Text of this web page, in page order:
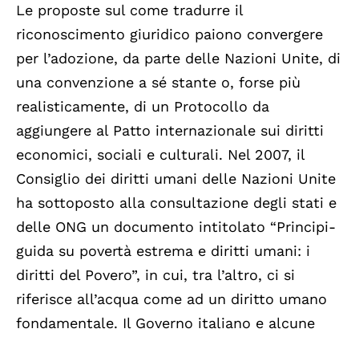
Le proposte sul come tradurre il
riconoscimento giuridico paiono convergere
per l’adozione, da parte delle Nazioni Unite, di
una convenzione a sé stante o, forse più
realisticamente, di un Protocollo da
aggiungere al Patto internazionale sui diritti
economici, sociali e culturali. Nel 2007, il
Consiglio dei diritti umani delle Nazioni Unite
ha sottoposto alla consultazione degli stati e
delle ONG un documento intitolato “Principi-
guida su povertà estrema e diritti umani: i
diritti del Povero”, in cui, tra l’altro, ci si
riferisce all’acqua come ad un diritto umano
fondamentale. Il Governo italiano e alcune